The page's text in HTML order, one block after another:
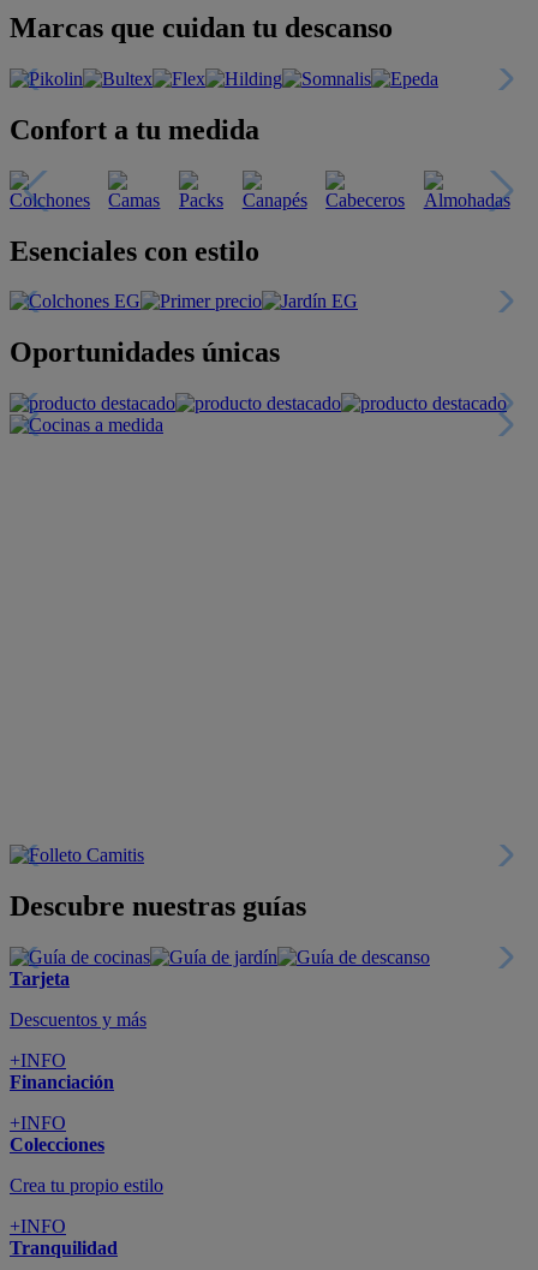
Marcas que cuidan tu descanso
Confort a tu medida
Esenciales con estilo
Oportunidades únicas
Descubre nuestras guías
Tarjeta
Descuentos y más
+INFO
Financiación
+INFO
Colecciones
Crea tu propio estilo
+INFO
Tranquilidad